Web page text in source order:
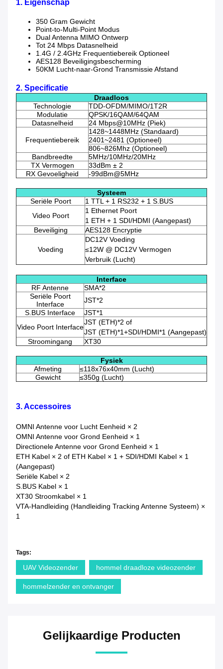
1. Eigenschap
350 Gram Gewicht
Point-to-Multi-Point Modus
Dual Antenna MIMO Ontwerp
Tot 24 Mbps Datasnelheid
1.4G / 2.4GHz Frequentiebereik Optioneel
AES128 Beveiligingsbescherming
50KM Lucht-naar-Grond Transmissie Afstand
2. Specificatie
Draadloos
Technologie
TDD-OFDM/MIMO/1T2R
Modulatie
QPSK/16QAM/64QAM
Datasnelheid
24 Mbps@10MHz (Piek)
Frequentiebereik
1428~1448MHz (Standaard)
2401~2481 (Optioneel)
806~826Mhz (Optioneel)
Bandbreedte
5MHz/10MHz/20MHz
TX Vermogen
33dBm ± 2
RX Gevoeligheid
-99dBm@5MHz
Systeem
Seriële Poort
1 TTL + 1 RS232 + 1 S.BUS
Video Poort
1 Ethernet Poort
1 ETH + 1 SDI/HDMI (Aangepast)
Beveiliging
AES128 Encryptie
Voeding
DC12V Voeding
≤12W @ DC12V Vermogen
Verbruik (Lucht)
Interface
RF Antenne
SMA*2
Seriële Poort
Interface
JST*2
S.BUS Interface
JST*1
Video Poort Interface
JST (ETH)*2 of
JST (ETH)*1+SDI/HDMI*1 (Aangepast)
Stroomingang
XT30
Fysiek
Afmeting
≤118x76x40mm (Lucht)
Gewicht
≤350g (Lucht)
3. Accessoires
OMNI Antenne voor Lucht Eenheid × 2
OMNI Antenne voor Grond Eenheid × 1
Directionele Antenne voor Grond Eenheid × 1
ETH Kabel × 2 of ETH Kabel × 1 + SDI/HDMI Kabel × 1
(Aangepast)
Seriële Kabel × 2
S.BUS Kabel × 1
XT30 Stroomkabel × 1
VTA-Handleiding (Handleiding Tracking Antenne Systeem) ×
1
Tags:
UAV Videozender hommel draadloze videozender
hommelzender en ontvanger
Gelijkaardige Producten